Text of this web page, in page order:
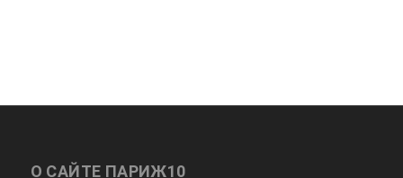
О САЙТЕ ПАРИЖ10